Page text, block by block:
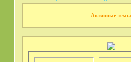
Активные темы